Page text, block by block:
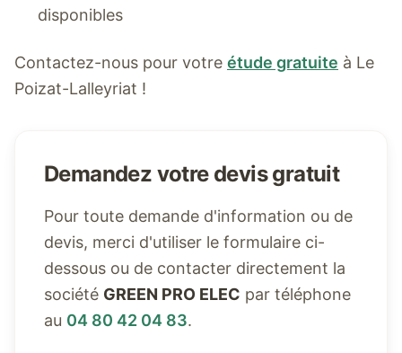
disponibles
Contactez-nous pour votre étude gratuite à Le
Poizat-Lalleyriat !
Demandez votre devis gratuit
Pour toute demande d'information ou de
devis, merci d'utiliser le formulaire ci-
dessous ou de contacter directement la
société GREEN PRO ELEC par téléphone
au 04 80 42 04 83.